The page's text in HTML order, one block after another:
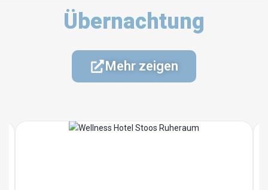
Übernachtung
Mehr zeigen